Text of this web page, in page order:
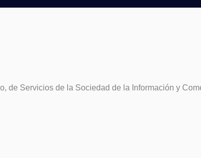
de Servicios de la Sociedad de la Información y